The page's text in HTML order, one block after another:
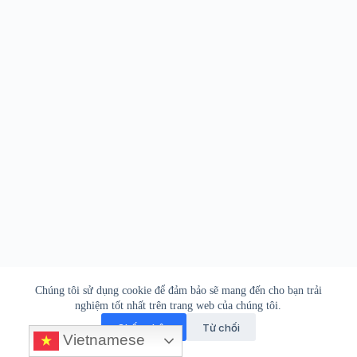
Chúng tôi sử dụng cookie để đảm bảo sẽ mang đến cho bạn trải
nghiệm tốt nhất trên trang web của chúng tôi.
Chấp nhận Từ chối
Lời ngỏ Liên hệ Miễn trừ Ủng hộ
Vietnamese